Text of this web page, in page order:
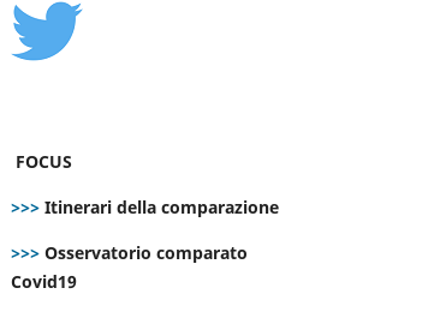
FOCUS
>>> Itinerari della comparazione
>>> Osservatorio comparato
Covid19